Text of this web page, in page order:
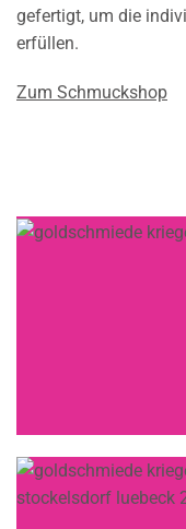
gefertigt, um die
erfüllen.
Zum Schmuckshop